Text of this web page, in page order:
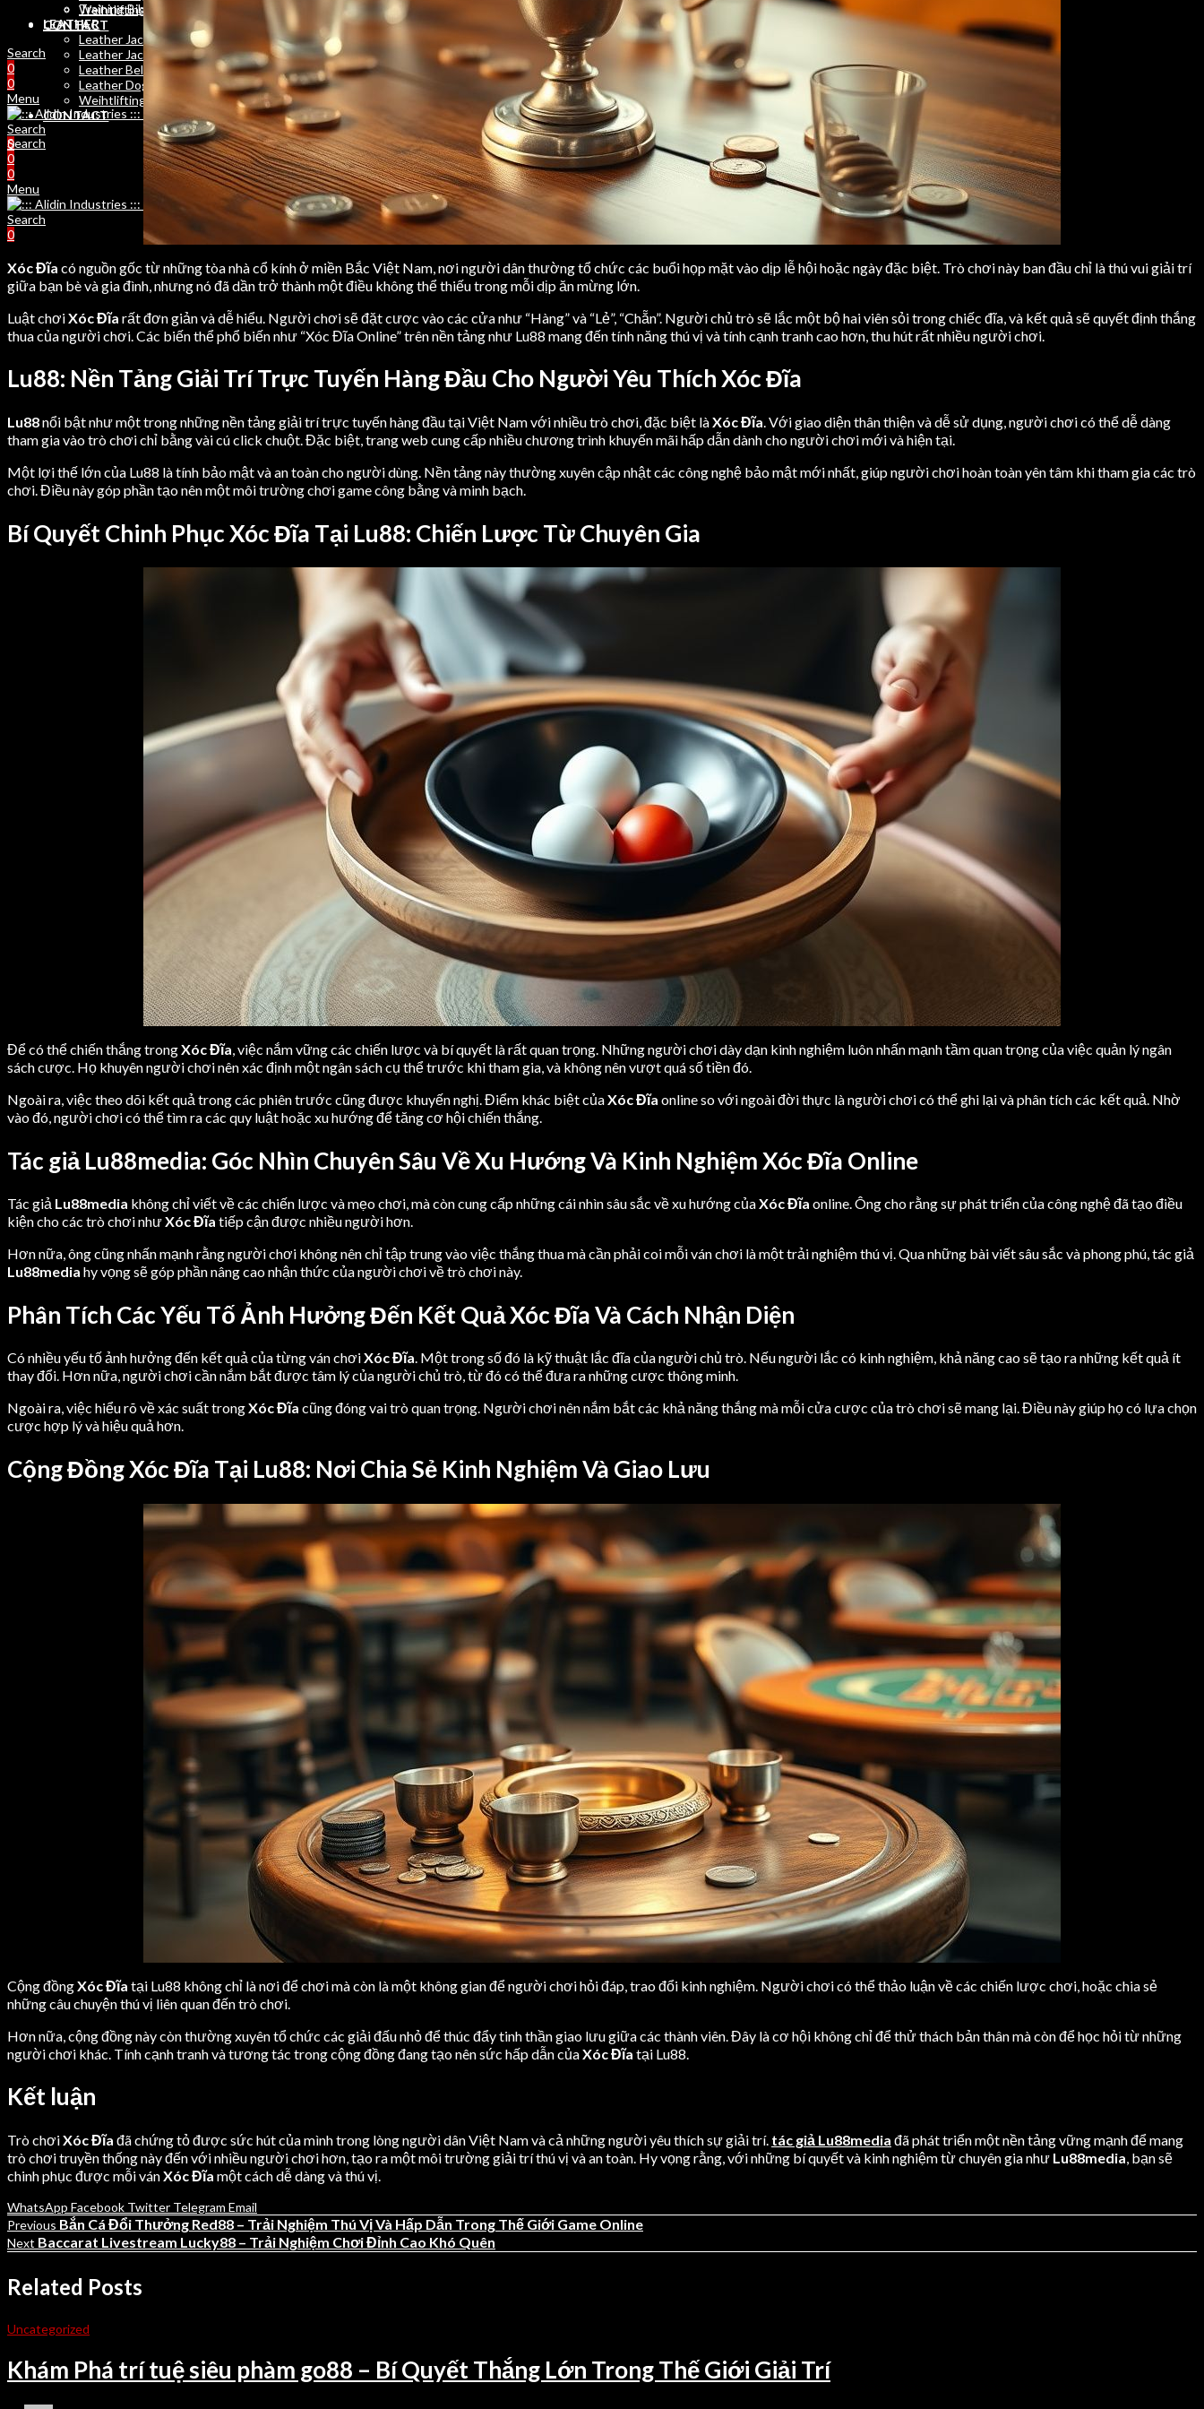
Weihtlifting Belts
CONTACT
Search
0
0
Menu
Search
0
Training Bibs
LEATHER
Leather Jackets Men
Leather Jackets Women
Leather Belts
Leather Dog Belts
Weihtlifting Belts
CONTACT
Search
0
0
Menu
Search
0
Xóc Đĩa có nguồn gốc từ những tòa nhà cổ kính ở miền Bắc Việt Nam, nơi người dân thường tổ chức các buổi họp mặt vào dịp lễ hội hoặc ngày đặc biệt. Trò chơi này ban đầu chỉ là thú vui giải trí
giữa bạn bè và gia đình, nhưng nó đã dần trở thành một điều không thể thiếu trong mỗi dịp ăn mừng lớn.
Luật chơiXóc Đĩa rất đơn giản và dễ hiểu. Người chơi sẽ đặt cược vào các cửa như “Hàng” và “Lẻ”, “Chẵn”. Người chủ trò sẽ lắc một bộ hai viên sỏi trong chiếc đĩa, và kết quả sẽ quyết định thắng
thua của người chơi. Các biến thể phổ biến như “Xóc Đĩa Online” trên nền tảng như Lu88 mang đến tính năng thú vị và tính cạnh tranh cao hơn, thu hút rất nhiều người chơi.
Lu88: Nền Tảng Giải Trí Trực Tuyến Hàng Đầu Cho Người Yêu Thích Xóc Đĩa
Lu88nổi bật như một trong những nền tảng giải trí trực tuyến hàng đầu tại Việt Nam với nhiều trò chơi, đặc biệt làXóc Đĩa. Với giao diện thân thiện và dễ sử dụng, người chơi có thể dễ dàng
tham gia vào trò chơi chỉ bằng vài cú click chuột. Đặc biệt, trang web cung cấp nhiều chương trình khuyến mãi hấp dẫn dành cho người chơi mới và hiện tại.
Một lợi thế lớn của Lu88 là tính bảo mật và an toàn cho người dùng. Nền tảng này thường xuyên cập nhật các công nghệ bảo mật mới nhất, giúp người chơi hoàn toàn yên tâm khi tham gia các trò
chơi. Điều này góp phần tạo nên một môi trường chơi game công bằng và minh bạch.
Bí Quyết Chinh Phục Xóc Đĩa Tại Lu88: Chiến Lược Từ Chuyên Gia
Để có thể chiến thắng trongXóc Đĩa, việc nắm vững các chiến lược và bí quyết là rất quan trọng. Những người chơi dày dạn kinh nghiệm luôn nhấn mạnh tầm quan trọng của việc quản lý ngân
sách cược. Họ khuyên người chơi nên xác định một ngân sách cụ thể trước khi tham gia, và không nên vượt quá số tiền đó.
Ngoài ra, việc theo dõi kết quả trong các phiên trước cũng được khuyến nghị. Điểm khác biệt củaXóc Đĩa online so với ngoài đời thực là người chơi có thể ghi lại và phân tích các kết quả. Nhờ
vào đó, người chơi có thể tìm ra các quy luật hoặc xu hướng để tăng cơ hội chiến thắng.
Tác giả Lu88media: Góc Nhìn Chuyên Sâu Về Xu Hướng Và Kinh Nghiệm Xóc Đĩa Online
Tác giả Lu88media không chỉ viết về các chiến lược và mẹo chơi, mà còn cung cấp những cái nhìn sâu sắc về xu hướng củaXóc Đĩa online. Ông cho rằng sự phát triển của công nghệ đã tạo điều
kiện cho các trò chơi nhưXóc Đĩa tiếp cận được nhiều người hơn.
Hơn nữa, ông cũng nhấn mạnh rằng người chơi không nên chỉ tập trung vào việc thắng thua mà cần phải coi mỗi ván chơi là một trải nghiệm thú vị. Qua những bài viết sâu sắc và phong phú, tác giả
Lu88media hy vọng sẽ góp phần nâng cao nhận thức của người chơi về trò chơi này.
Phân Tích Các Yếu Tố Ảnh Hưởng Đến Kết Quả Xóc Đĩa Và Cách Nhận Diện
Có nhiều yếu tố ảnh hưởng đến kết quả của từng ván chơiXóc Đĩa. Một trong số đó là kỹ thuật lắc đĩa của người chủ trò. Nếu người lắc có kinh nghiệm, khả năng cao sẽ tạo ra những kết quả ít
thay đổi. Hơn nữa, người chơi cần nắm bắt được tâm lý của người chủ trò, từ đó có thể đưa ra những cược thông minh.
Ngoài ra, việc hiểu rõ về xác suất trongXóc Đĩa cũng đóng vai trò quan trọng. Người chơi nên nắm bắt các khả năng thắng mà mỗi cửa cược của trò chơi sẽ mang lại. Điều này giúp họ có lựa chọn
cược hợp lý và hiệu quả hơn.
Cộng Đồng Xóc Đĩa Tại Lu88: Nơi Chia Sẻ Kinh Nghiệm Và Giao Lưu
Cộng đồngXóc Đĩa tại Lu88 không chỉ là nơi để chơi mà còn là một không gian để người chơi hỏi đáp, trao đổi kinh nghiệm. Người chơi có thể thảo luận về các chiến lược chơi, hoặc chia sẻ
những câu chuyện thú vị liên quan đến trò chơi.
Hơn nữa, cộng đồng này còn thường xuyên tổ chức các giải đấu nhỏ để thúc đẩy tinh thần giao lưu giữa các thành viên. Đây là cơ hội không chỉ để thử thách bản thân mà còn để học hỏi từ những
người chơi khác. Tính cạnh tranh và tương tác trong cộng đồng đang tạo nên sức hấp dẫn củaXóc Đĩa tại Lu88.
Kết luận
Trò chơiXóc Đĩa đã chứng tỏ được sức hút của mình trong lòng người dân Việt Nam và cả những người yêu thích sự giải trí. tác giả Lu88media đã phát triển một nền tảng vững mạnh để mang
trò chơi truyền thống này đến với nhiều người chơi hơn, tạo ra một môi trường giải trí thú vị và an toàn. Hy vọng rằng, với những bí quyết và kinh nghiệm từ chuyên gia như Lu88media , bạn sẽ
chinh phục được mỗi vánXóc Đĩa một cách dễ dàng và thú vị.
WhatsApp Facebook Twitter Telegram Email
Previous Bắn Cá Đổi Thưởng Red88 – Trải Nghiệm Thú Vị Và Hấp Dẫn Trong Thế Giới Game Online
Next Baccarat Livestream Lucky88 – Trải Nghiệm Chơi Đỉnh Cao Khó Quên
Related Posts
Uncategorized
Khám Phá trí tuệ siêu phàm go88 – Bí Quyết Thắng Lớn Trong Thế Giới Giải Trí